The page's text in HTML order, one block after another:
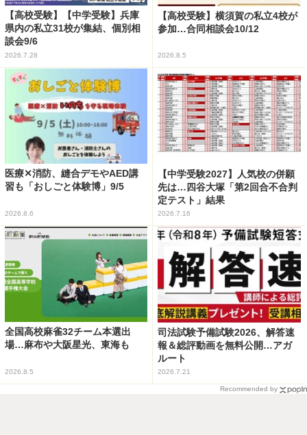
【高校受験】【中学受験】兵庫
県内の私立31校が集結、個別相
談会9/6
2026.7.28
【高校受験】横須賀の私立4校が
参加…合同相談会10/12
2026.8.5
医療✕消防、縫合デモやAED講
習も「おしごと体験博」9/5
2026.8.6
【中学受験2027】人気校の併願
先は…四谷大塚「第2回合不合判
定テスト」結果
2026.7.16
全国高校麻雀32チーム本選出
場…麻布や大阪星光、東海も
2026.8.5
司法試験予備試験2026、解答速
報＆総評動画を無料公開…アガ
ルート
2026.7.21
Recommended by